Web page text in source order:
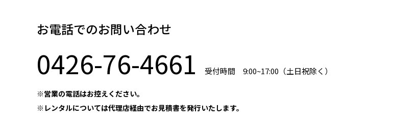
お電話でのお問い合わせ
0426-76-4661 受付時間 9:00~17:00（土日祝除く）
※営業の電話はお控えください。
※レンタルについては代理店経由でお見積書を発行いたします。